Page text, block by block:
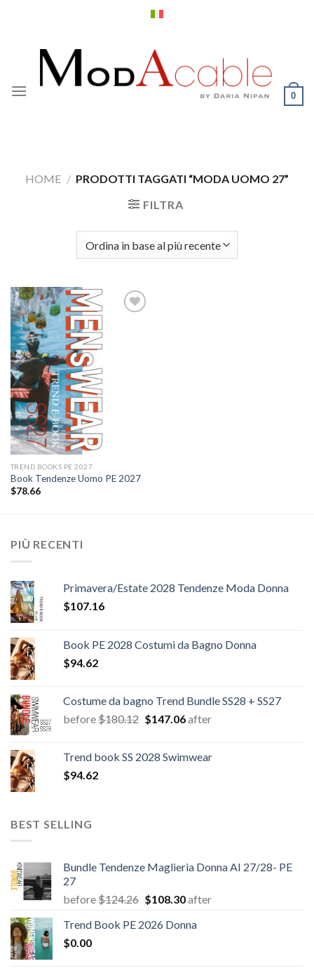
0
HOME / PRODOTTI TAGGATI “MODA UOMO 27”
FILTRA
TREND BOOKS PE 2027
Book Tendenze Uomo PE 2027
$78.66
PIÙ RECENTI
Primavera/Estate 2028 Tendenze Moda Donna
$107.16
Book PE 2028 Costumi da Bagno Donna
$94.62
Costume da bagno Trend Bundle SS28 + SS27
before$180.12 Il
era:
$147.06Il
è:
after
Trend book SS 2028 Swimwear
$94.62
BEST SELLING
Bundle Tendenze Maglieria Donna AI 27/28- PE
27
before$124.26 Il
originale
$108.30Il
attuale
after
Trend Book PE 2026 Donna
$0.00